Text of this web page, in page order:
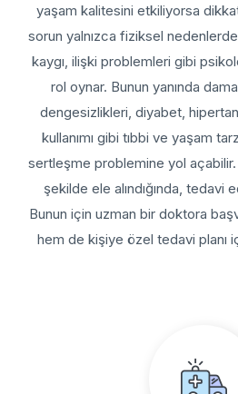
yaşam kalitesini etkiliyorsa
sorun yalnızca fiziksel
kaygı, ilişki problemleri gibi
rol oynar. Bunun yanında
dengesizlikleri, diyabet,
kullanımı gibi tıbbi ve yaşam
sertleşme problemine yol
şekilde ele alındığında, tedavi
Bunun için uzman bir doktora
hem de kişiye özel tedavi planı